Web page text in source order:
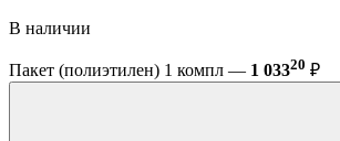
В наличии
Пакет (полиэтилен) 1 компл — 1 03320 ₽